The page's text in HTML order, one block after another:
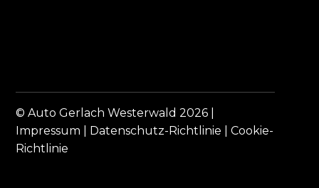
© Auto Gerlach Westerwald 2026 |
Impressum
Datenschutz-Richtlinie |Cookie-
Richtlinie